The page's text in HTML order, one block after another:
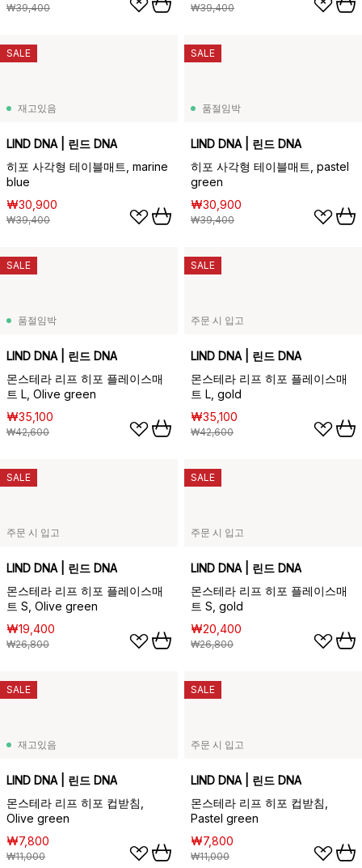
₩39,400 ₩39,400
재고있음
LIND DNA | 린드 DNA
히포 사각형 테이블매트, marine
blue
₩30,900
₩39,400
SALE
품절임박
LIND DNA | 린드 DNA
히포 사각형 테이블매트, pastel
green
₩30,900
₩39,400
SALE
품절임박
LIND DNA | 린드 DNA
몬스테라 리프 히포 플레이스매
트 L, Olive green
₩35,100
₩42,600
SALE
주문 시 입고
LIND DNA | 린드 DNA
몬스테라 리프 히포 플레이스매
트 L, gold
₩35,100
₩42,600
SALE
주문 시 입고
LIND DNA | 린드 DNA
몬스테라 리프 히포 플레이스매
트 S, Olive green
₩19,400
₩26,800
SALE
주문 시 입고
LIND DNA | 린드 DNA
몬스테라 리프 히포 플레이스매
트 S, gold
₩20,400
₩26,800
SALE
재고있음
LIND DNA | 린드 DNA
몬스테라 리프 히포 컵받침,
Olive green
₩7,800
₩11,000
SALE
주문 시 입고
LIND DNA | 린드 DNA
몬스테라 리프 히포 컵받침,
Pastel green
₩7,800
₩11,000
SALE